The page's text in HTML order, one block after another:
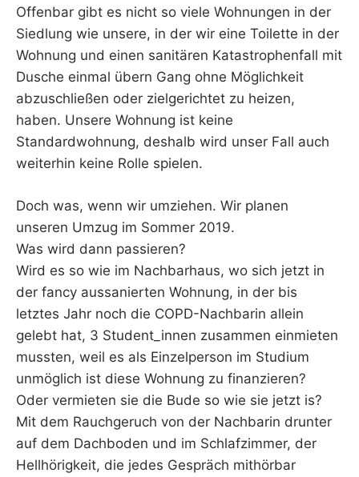
Offenbar gibt es nicht so viele Wohnungen in der
Siedlung wie unsere, in der wir eine Toilette in der
Wohnung und einen sanitären Katastrophenfall mit
Dusche einmal übern Gang ohne Möglichkeit
abzuschließen oder zielgerichtet zu heizen,
haben. Unsere Wohnung ist keine
Standardwohnung, deshalb wird unser Fall auch
weiterhin keine Rolle spielen.
Doch was, wenn wir umziehen. Wir planen
unseren Umzug im Sommer 2019.
Was wird dann passieren?
Wird es so wie im Nachbarhaus, wo sich jetzt in
der fancy aussanierten Wohnung, in der bis
letztes Jahr noch die COPD-Nachbarin allein
gelebt hat, 3 Student_innen zusammen einmieten
mussten, weil es als Einzelperson im Studium
unmöglich ist diese Wohnung zu finanzieren?
Oder vermieten sie die Bude so wie sie jetzt is?
Mit dem Rauchgeruch von der Nachbarin drunter
auf dem Dachboden und im Schlafzimmer, der
Hellhörigkeit, die jedes Gespräch mithörbar